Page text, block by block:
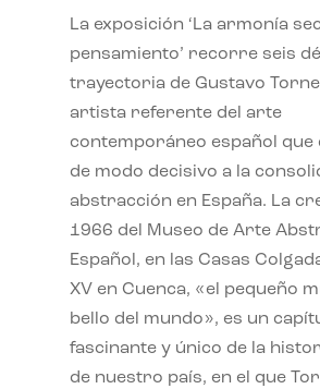
La exposición ‘La armonía
pensamiento’ recorre seis
trayectoria de Gustavo
artista referente del arte
contemporáneo español
de modo decisivo a la
abstracción en España. La
1966 del Museo de Arte
Español, en las Casas
XV en Cuenca, «el pequeño
bello del mundo», es un
fascinante y único de la
de nuestro país, en el que